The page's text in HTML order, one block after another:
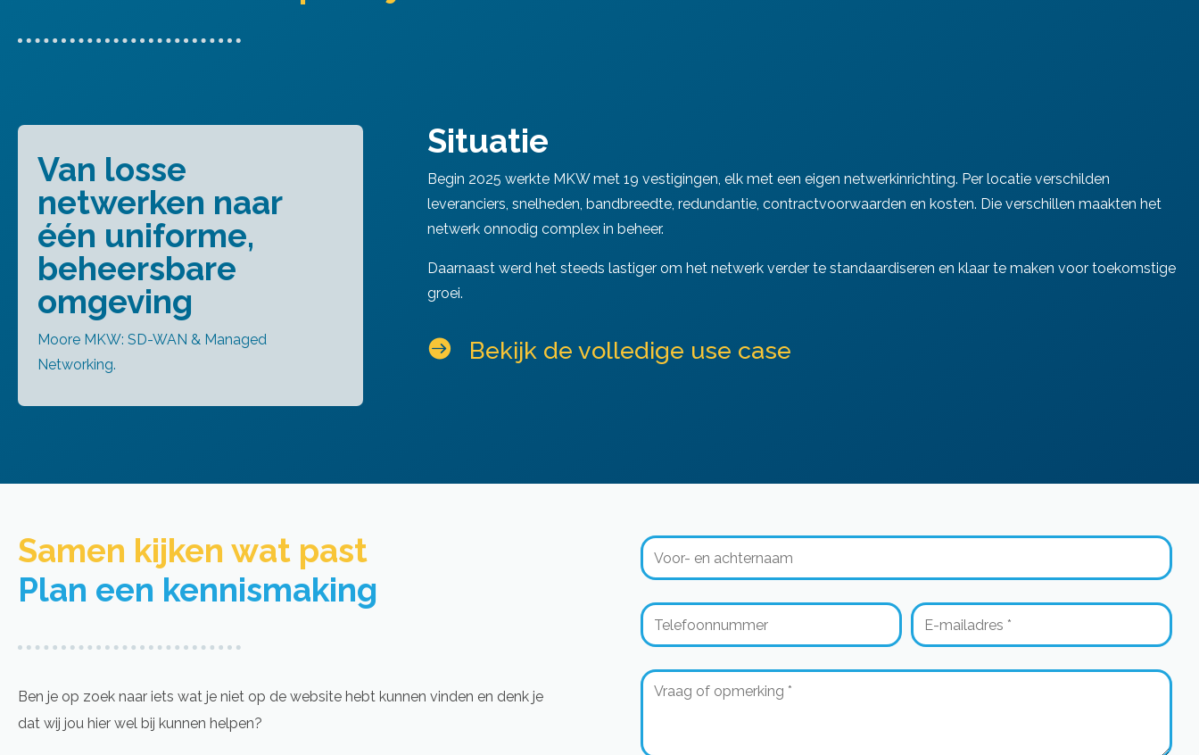
Van losse
netwerken naar
één uniforme,
beheersbare
omgeving
Moore MKW: SD-WAN & Managed
Networking.
Situatie
Begin 2025 werkte MKW met 19 vestigingen, elk met een eigen netwerkinrichting. Per locatie verschilden
leveranciers, snelheden, bandbreedte, redundantie, contractvoorwaarden en kosten. Die verschillen maakten het
netwerk onnodig complex in beheer.
Daarnaast werd het steeds lastiger om het netwerk verder te standaardiseren en klaar te maken voor toekomstige
groei.
 Bekijk de volledige use case
Samen kijken wat past​
Plan een kennismaking
Ben je op zoek naar iets wat je niet op de website hebt kunnen vinden en denk je
dat wij jou hier wel bij kunnen helpen?